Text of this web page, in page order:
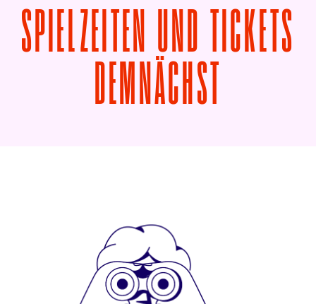
SPIELZEITEN UND TICKETS
DEMNÄCHST